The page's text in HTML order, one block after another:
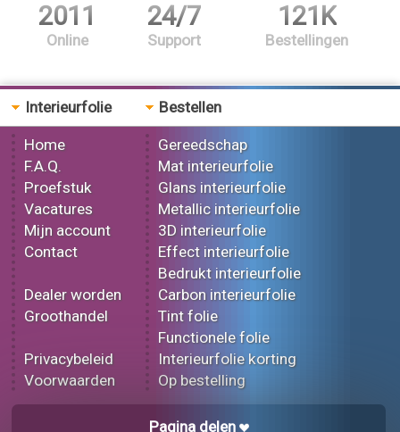
2011
Online
24/7
Support
121K
Bestellingen
Interieurfolie
Home
F.A.Q.
Proefstuk
Vacatures
Mijn account
Contact
Dealer worden
Groothandel
Privacybeleid
Voorwaarden
Bestellen
Gereedschap
Mat interieurfolie
Glans interieurfolie
Metallic interieurfolie
3D interieurfolie
Effect interieurfolie
Bedrukt interieurfolie
Carbon interieurfolie
Tint folie
Functionele folie
Interieurfolie korting
Op bestelling
Pagina delen